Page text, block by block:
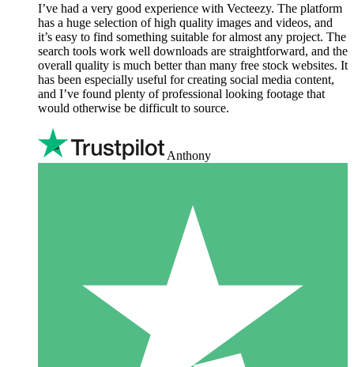
I’ve had a very good experience with Vecteezy. The platform
has a huge selection of high quality images and videos, and
it’s easy to find something suitable for almost any project. The
search tools work well downloads are straightforward, and the
overall quality is much better than many free stock websites. It
has been especially useful for creating social media content,
and I’ve found plenty of professional looking footage that
would otherwise be difficult to source.
Anthony